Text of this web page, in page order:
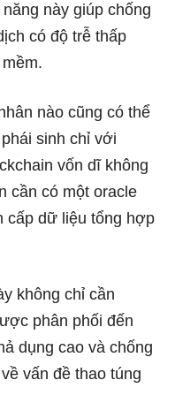
này giúp chống
có độ trễ thấp
nào cũng có thể
sinh chỉ với
vốn dĩ không
cần có một oracle
cấp dữ liệu tổng hợp
không chỉ cần
phân phối đến
dụng cao và chống
vấn đề thao túng